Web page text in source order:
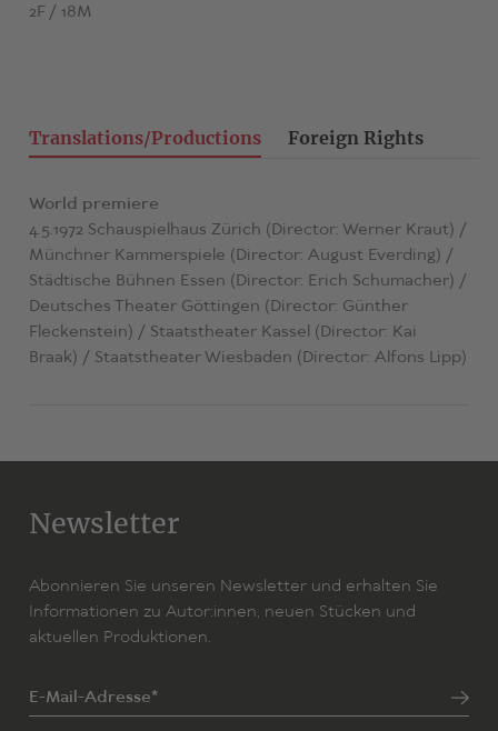
2F / 18M
Translations/Productions Foreign Rights
World premiere
4.5.1972 Schauspielhaus Zürich (Director: Werner Kraut) /
Münchner Kammerspiele (Director: August Everding) /
Städtische Bühnen Essen (Director: Erich Schumacher) /
Deutsches Theater Göttingen (Director: Günther
Fleckenstein) / Staatstheater Kassel (Director: Kai
Braak) / Staatstheater Wiesbaden (Director: Alfons Lipp)
Newsletter
Abonnieren Sie unseren Newsletter und erhalten Sie
Informationen zu Autor:innen, neuen Stücken und
aktuellen Produktionen.
E-Mail-Adresse*